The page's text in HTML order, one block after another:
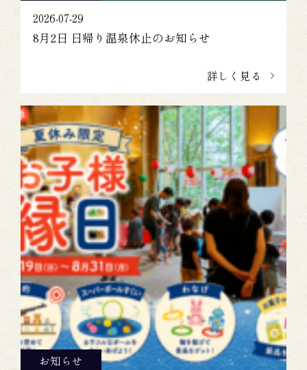
2026-07-29
8月2日 日帰り温泉休止のお知らせ
詳しく見る
お知らせ